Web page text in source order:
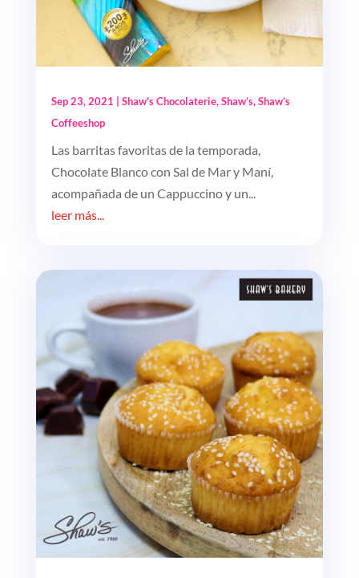
Sep 23, 2021 | Shaw's Chocolaterie,Shaw’s,Shaw’s
Coffeeshop
Las barritas favoritas de la temporada,
Chocolate Blanco con Sal de Mar y Maní,
acompañada de un Cappuccino y un...
leer más...